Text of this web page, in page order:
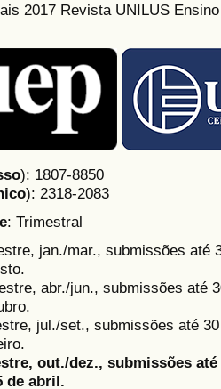
2017 Revista UNILUS
): 1807-8850
): 2318-2083
: Trimestral
jan./mar., submissões até
abr./jun., submissões até
jul./set., submissões até
out./dez., submissões
de abril.